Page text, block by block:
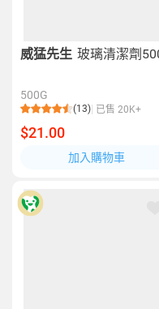
威猛先生 玻璃清潔劑
500G
(13) 已售 20K+
$21.00
加入購物車